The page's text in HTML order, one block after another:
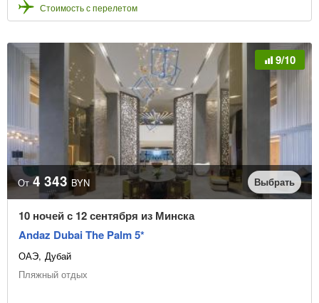
Стоимость с перелетом
9/10
От 4 343 BYN Выбрать
10 ночей с 12 сентября из Минска
Andaz Dubai The Palm 5*
ОАЭ Дубай
Пляжный отдых